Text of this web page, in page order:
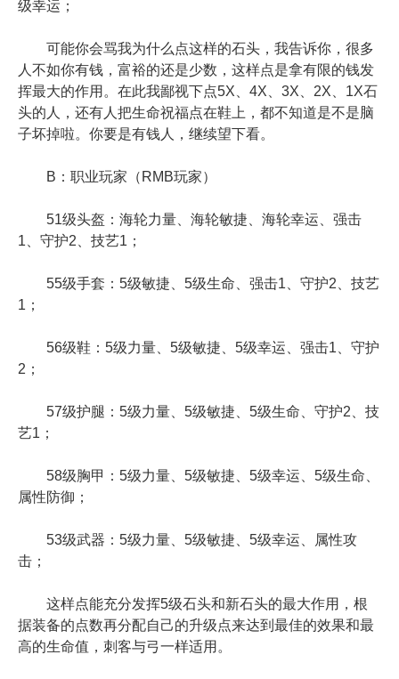
级幸运；
可能你会骂我为什么点这样的石头，我告诉你，很多
人不如你有钱，富裕的还是少数，这样点是拿有限的钱发
挥最大的作用。在此我鄙视下点5X、4X、3X、2X、1X石
头的人，还有人把生命祝福点在鞋上，都不知道是不是脑
子坏掉啦。你要是有钱人，继续望下看。
B：职业玩家（RMB玩家）
51级头盔：海轮力量、海轮敏捷、海轮幸运、强击
1、守护2、技艺1；
55级手套：5级敏捷、5级生命、强击1、守护2、技艺
1；
56级鞋：5级力量、5级敏捷、5级幸运、强击1、守护
2；
57级护腿：5级力量、5级敏捷、5级生命、守护2、技
艺1；
58级胸甲：5级力量、5级敏捷、5级幸运、5级生命、
属性防御；
53级武器：5级力量、5级敏捷、5级幸运、属性攻
击；
这样点能充分发挥5级石头和新石头的最大作用，根
据装备的点数再分配自己的升级点来达到最佳的效果和最
高的生命值，刺客与弓一样适用。